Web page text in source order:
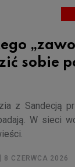
sobie
z Sandecją
W sieci
8 CZERWCA 2026